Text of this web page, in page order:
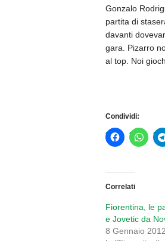
Gonzalo
partita di
davanti
gara. Pizarro
al top. Noi
Condividi:
Correlati
Fiorentina, le
e Jovetic da
8 Gennaio 2012